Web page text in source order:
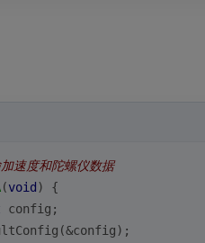
速度和陀螺仪数据
(void )
{
config;